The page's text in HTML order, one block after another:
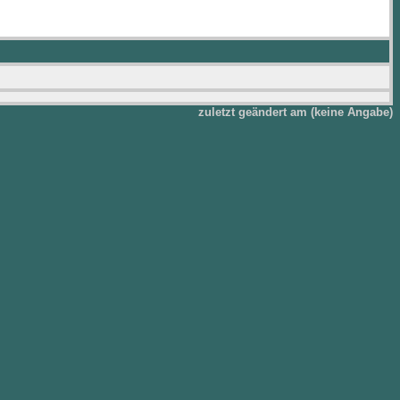
zuletzt geändert am (keine Angabe)